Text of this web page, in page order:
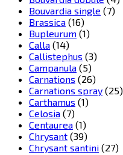
Bouvardia single (7)
Brassica (16)
Bupleurum (1)
Calla (14)
Callistephus (3)
Campanula (5)
Carnations (26)
Carnations spray (25)
Carthamus (1)
Celosia (7)
Centaurea (1)
Chrysant (39)
Chrysant santini (27)